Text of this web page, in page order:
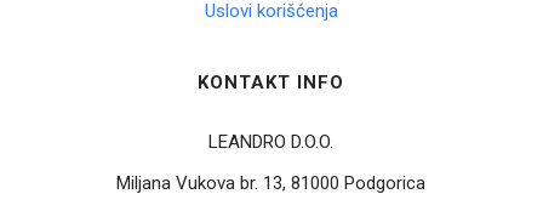
Uslovi korišćenja
KONTAKT INFO
LEANDRO D.O.O.
Miljana Vukova br. 13, 81000 Podgorica